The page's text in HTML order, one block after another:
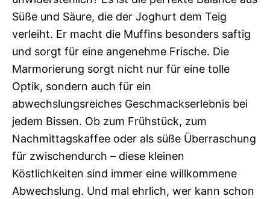
Süße und Säure, die der Joghurt dem Teig
verleiht. Er macht die Muffins besonders saftig
und sorgt für eine angenehme Frische. Die
Marmorierung sorgt nicht nur für eine tolle
Optik, sondern auch für ein
abwechslungsreiches Geschmackserlebnis bei
jedem Bissen. Ob zum Frühstück, zum
Nachmittagskaffee oder als süße Überraschung
für zwischendurch – diese kleinen
Köstlichkeiten sind immer eine willkommene
Abwechslung. Und mal ehrlich, wer kann schon